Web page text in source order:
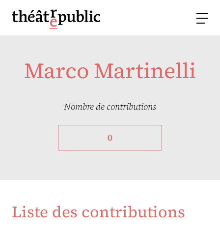
Marco Martinelli
Nombre de contributions
0
Liste des contributions